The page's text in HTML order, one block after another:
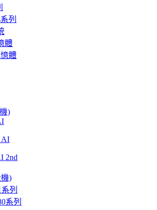
列
體
體
)
AI
2nd
)
列
系列